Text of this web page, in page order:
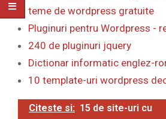
teme de wordpress gratuite
Pluginuri pentru Wordpress -
240 de pluginuri jquery
Dictionar informatic englez-
10 template-uri wordpress
Citeste si: 15 de site-uri cu